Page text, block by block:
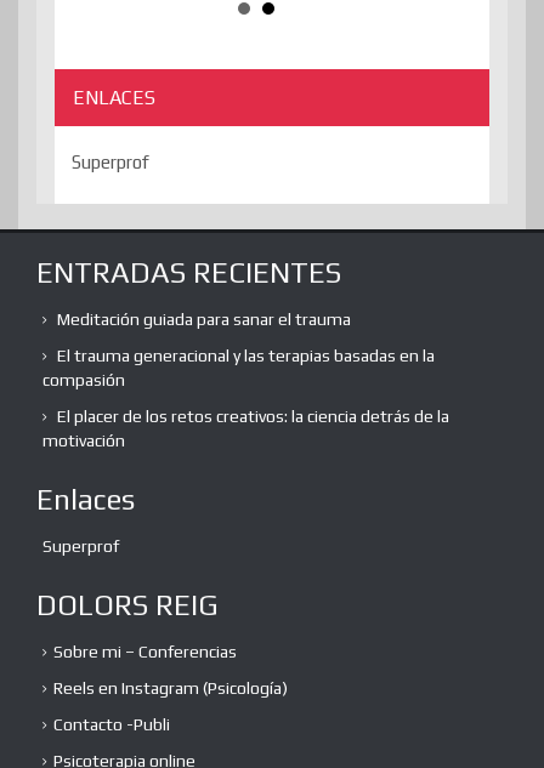
ENLACES
Superprof
ENTRADAS RECIENTES
Meditación guiada para sanar el trauma
El trauma generacional y las terapias basadas en la
compasión
El placer de los retos creativos: la ciencia detrás de la
motivación
Enlaces
Superprof
DOLORS REIG
Sobre mi – Conferencias
Reels en Instagram (Psicología)
Contacto -Publi
Psicoterapia online